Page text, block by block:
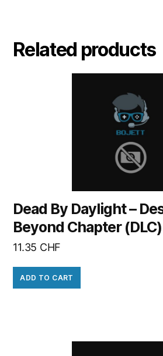
Related products
Dead By Daylight –
Beyond Chapter (DLC)
11.35 CHF
ADD TO CART